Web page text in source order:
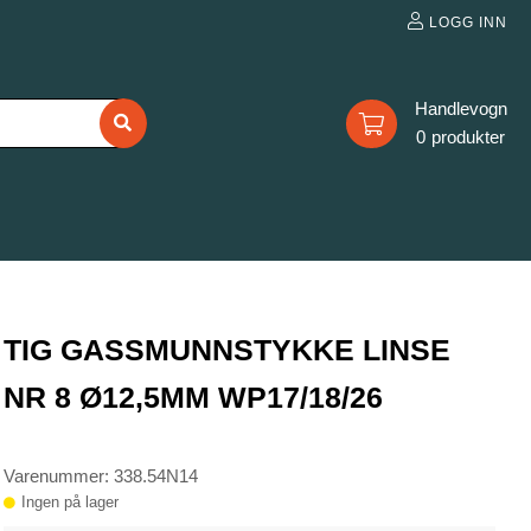
LOGG INN
0
TIG GASSMUNNSTYKKE LINSE
NR 8 Ø12,5MM WP17/18/26
Varenummer: 338.54N14
Ingen på lager